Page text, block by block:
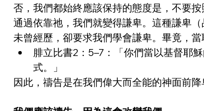
否，我們都始終應該保持的態度是，不要
通過依靠祂，我們就變得謙卑。這種謙卑
未曾經歷，卻要求我們學會謙卑。畢竟，
腓立比書2：5–7：「你們當以基督耶
式。」
因此，禱告是在我們偉大而全能的神面前降